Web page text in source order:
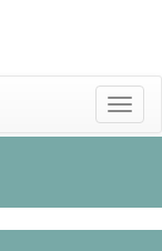
menu